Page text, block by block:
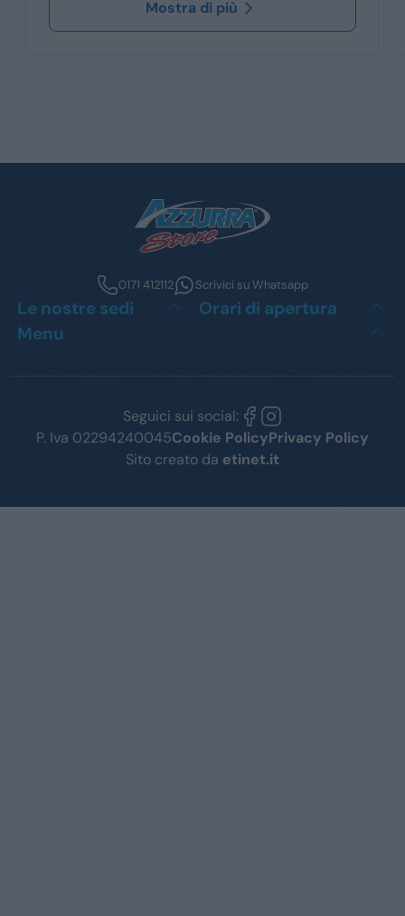
Mostra di più
0171 412112 Scrivici su Whatsapp
Le nostre sedi
Orari di apertura
Menu
Seguici sui social:
P. Iva 02294240045Cookie PolicyPrivacy Policy
Sito creato da etinet.it